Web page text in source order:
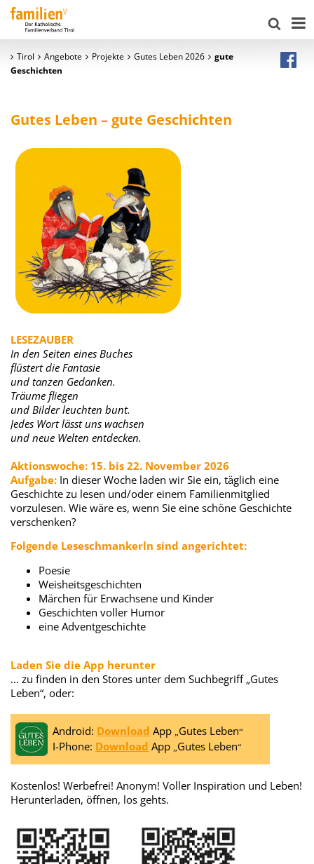
Tirol Angebote Projekte Gutes Leben 2026
gute
Geschichten
Gutes Leben – gute Geschichten
LESEZAUBER
In den Seiten eines Buches
flüstert die Fantasie
und tanzen Gedanken.
Träume fliegen
und Bilder leuchten bunt.
Jedes Wort lässt uns wachsen
und neue Welten entdecken.
Aktionswoche: 15. bis 22. November 2026
Aufgabe: In dieser Woche laden wir Sie ein, täglich eine
Geschichte zu lesen und/oder einem Familienmitglied
vorzulesen. Wie wäre es, wenn Sie eine schöne Geschichte
verschenken?
Folgende Leseschmankerln sind angerichtet:
Poesie
Weisheitsgeschichten
Märchen für Erwachsene und Kinder
Geschichten voller Humor
eine Adventgeschichte
Laden Sie die App herunter
... zu finden in den Stores unter dem Suchbegriff „Gutes
Leben“, oder:
Android: Download App „Gutes Leben“
I-Phone: Download App „Gutes Leben“
Kostenlos! Werbefrei! Anonym! Voller Inspiration und Leben!
Herunterladen, öffnen, los gehts.